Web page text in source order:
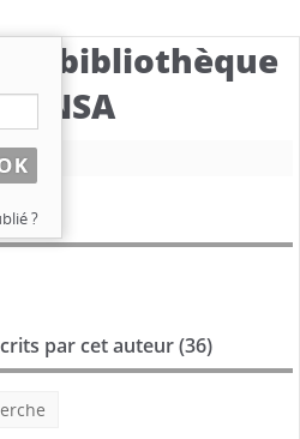
la bibliothèque
par cet auteur (36)
?